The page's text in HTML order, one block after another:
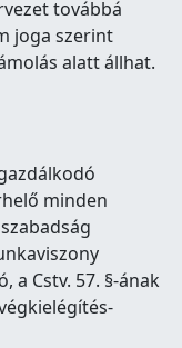
továbbá
joga szerint
alatt állhat.
minden
a Cstv. 57. §-ának